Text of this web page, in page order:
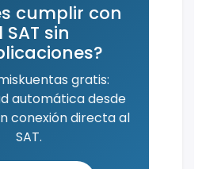
cumplir con
SAT sin
gratis:
automática desde
conexión directa al
SAT.